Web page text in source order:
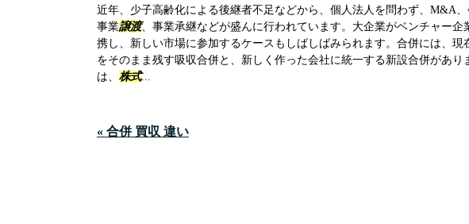
近年、少子高齢化による後継者不足などから、個人法人を問わず、M&A、
事業譲渡、事業承継などが盛んに行われています。大企業がベンチャー企
携し、新しい市場に参加するケースもしばしばみられます。合併には、現
をそのまま残す吸収合併と、新しく作った会社に統一する新設合併があり
は、 株式...
« 合併 買収 違い